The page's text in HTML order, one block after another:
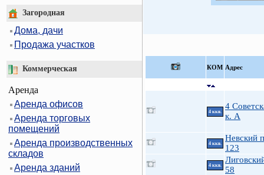
Загородная
Дома, дачи
Продажа участков
Коммерческая
Аренда
Аренда офисов
Аренда торговых
помещений
Аренда производственных
складов
Аренда зданий
КOМ Адрес
4 ккв.
4
к. А
4 ккв.
Невский
123
4 ккв.
58